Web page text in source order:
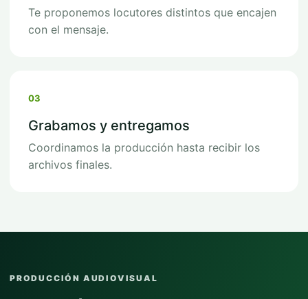
Te proponemos locutores distintos que encajen
con el mensaje.
03
Grabamos y entregamos
Coordinamos la producción hasta recibir los
archivos finales.
PRODUCCIÓN AUDIOVISUAL